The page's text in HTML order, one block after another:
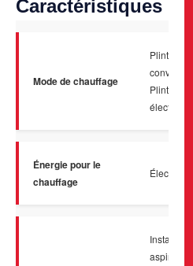
Caractéristiques
Mode de chauffage
Plinthes à
convection,
Plinthes
électriques
Énergie pour le
chauffage
Électricité
Installation
aspirateur